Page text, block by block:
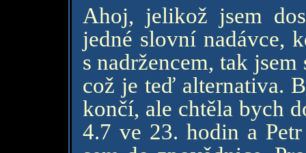
Ahoj, jelikož jsem
jedné slovní nadávce,
s nadržencem, tak
což je teď alternativa.
končí, ale chtěla bych
4.7 ve 23. hodin a